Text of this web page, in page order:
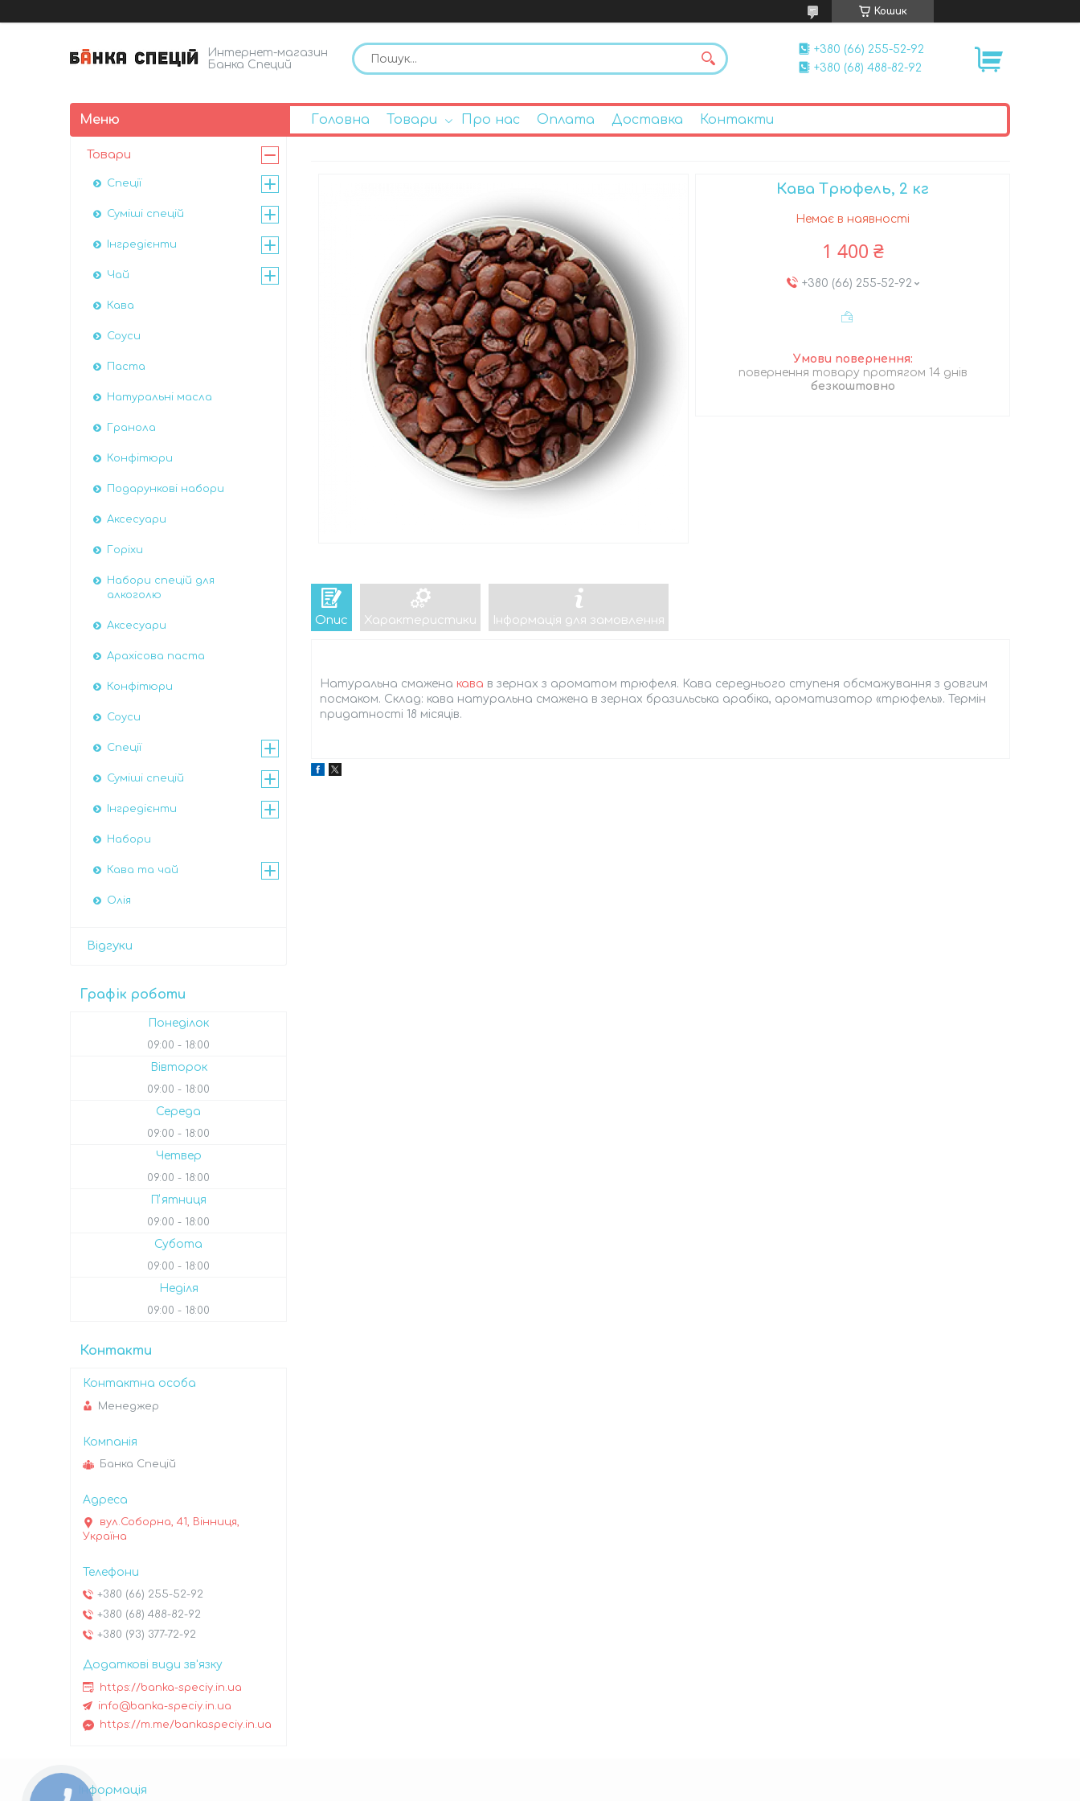
Кошик
Интернет-магазин
Банка Специй
+380 (66) 255-52-92
+380 (68) 488-82-92
Головна Товари Про нас Оплата Доставка Контакти
Кава Трюфель, 2 кг
Немає в наявності
1 400 ₴
+380 (66) 255-52-92
повернення товару протягом 14 днів
безкоштовно
Опис Характеристики Інформація для замовлення
Натуральна смажена кава в зернах з ароматом трюфеля. Кава середнього ступеня обсмажування з довгим
посмаком. Склад: кава натуральна смажена в зернах бразильська арабіка, ароматизатор «трюфель». Термін
придатності 18 місяців.
Товари
Спеції
Суміші спецій
Інгредієнти
Чай
Кава
Соуси
Паста
Натуральні масла
Гранола
Конфітюри
Подарункові набори
Аксесуари
Горіхи
Набори спецій для
алкоголю
Аксесуари
Арахісова паста
Конфітюри
Соуси
Спеції
Суміші спецій
Інгредієнти
Набори
Кава та чай
Олія
Відгуки
Графік роботи
Понеділок
09:00 18:00
Вівторок
09:00 18:00
Середа
09:00 18:00
Четвер
09:00 18:00
Пʼятниця
09:00 18:00
Субота
09:00 18:00
Неділя
09:00 18:00
Контакти
Менеджер
Банка Спецій
вул.Соборна, 41, Вінниця,
Україна
+380 (66) 255-52-92
+380 (68) 488-82-92
+380 (93) 377-72-92
https://banka-speciy.in.ua
info@banka-speciy.in.ua
https://m.me/bankaspeciy.in.ua
Інформація